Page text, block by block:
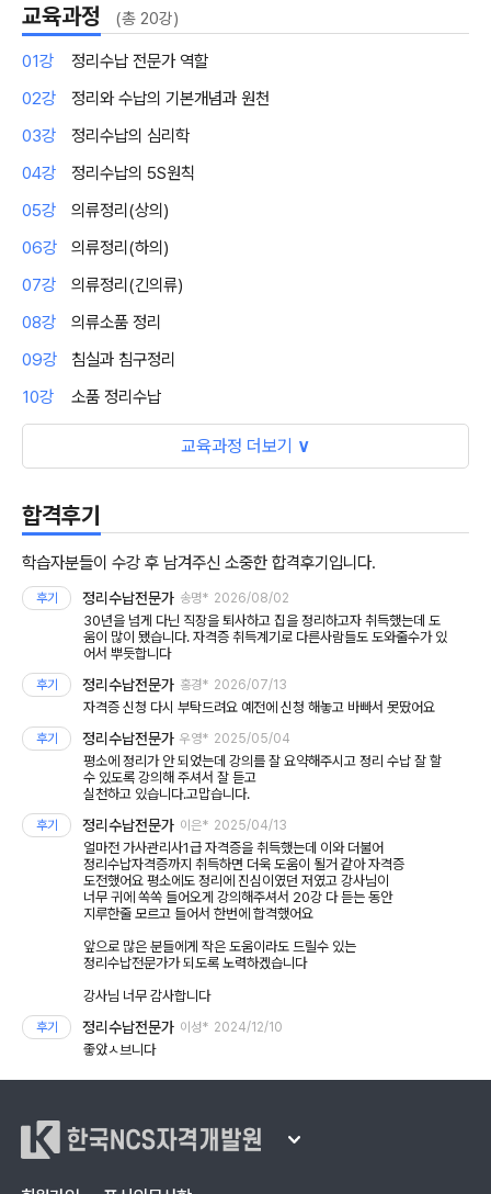
교육과정 (총 20강)
01강
정리수납 전문가 역할
02강
정리와 수납의 기본개념과 원천
03강
정리수납의 심리학
04강
정리수납의 5S원칙
05강
의류정리(상의)
06강
의류정리(하의)
07강
의류정리(긴의류)
08강
의류소품 정리
09강
침실과 침구정리
10강
소품 정리수납
교육과정 더보기 ∨
합격후기
학습자분들이 수강 후 남겨주신 소중한 합격후기입니다.
후기 정리수납전문가 송명* 2026/08/02
30년을 넘게 다닌 직장을 퇴사하고 집을 정리하고자 취득했는데 도
움이 많이 됐습니다. 자격증 취득계기로 다른사람들도 도와줄수가 있
어서 뿌듯합니다
후기 정리수납전문가 홍경* 2026/07/13
자격증 신청 다시 부탁드려요 예전에 신청 해놓고 바빠서 못땄어요
후기 정리수납전문가 우영* 2025/05/04
평소에 정리가 안 되었는데 강의를 잘 요약해주시고 정리 수납 잘 할
수 있도록 강의해 주셔서 잘 듣고
실천하고 있습니다.고맙습니다.
후기 정리수납전문가 이은* 2025/04/13
얼마전 가사관리사1급 자격증을 취득했는데 이와 더불어
정리수납자격증까지 취득하면 더욱 도움이 될거 같아 자격증
도전했어요 평소에도 정리에 진심이였던 저였고 강사님이
너무 귀에 쏙쏙 들어오게 강의해주셔서 20강 다 듣는 동안
지루한줄 모르고 들어서 한번에 합격했어요
앞으로 많은 분들에게 작은 도움이라도 드릴수 있는
정리수납전문가가 되도록 노력하겠습니다
강사님 너무 감사합니다
후기 정리수납전문가 이성* 2024/12/10
좋았ㅅ브니다
한국NCS자격개발원